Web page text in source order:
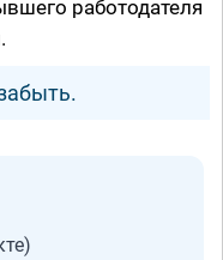
работодателя